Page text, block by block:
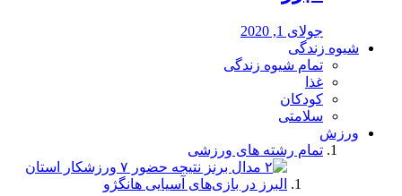
جولای 1, 2020
شیوه زندگی
تمام شیوه زندگی
غذا
کودکان
سلامتی
ورزش
تمام رشته های ورزشی